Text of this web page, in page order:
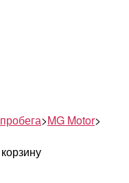
>MG Motor>